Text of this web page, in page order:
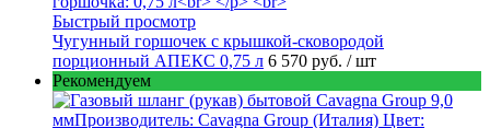
Быстрый просмотр
Чугунный горшочек с крышкой-сковородой
порционный АПЕКС 0,75 л 6 570 руб. / шт
Рекомендуем